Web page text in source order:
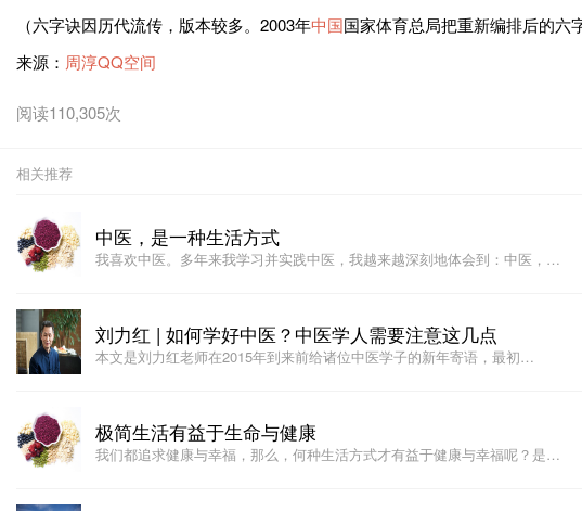
（六字诀因历代流传，版本较多。2003年中国国家体育总局把重新编排后的六
来源： 周淳QQ空间
阅读110,305次
相关推荐
中医，是一种生活方式
我喜欢中医。多年来我学习并实践中医，我越来越深刻地体会到：中医，…
刘力红 | 如何学好中医？中医学人需要注意这几点
本文是刘力红老师在2015年到来前给诸位中医学子的新年寄语，最初…
极简生活有益于生命与健康
我们都追求健康与幸福，那么，何种生活方式才有益于健康与幸福呢？是…